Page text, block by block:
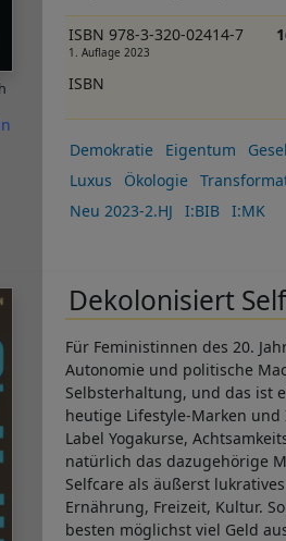
ISBN 978-3-320-02414-7
1. Auflage 2023
ISBN
Demokratie Eigentum
Luxus
Ökologie
Neu 2023-2.HJ
I:BIB I:MK
Dekolonisiert
Für Feministinnen des 20.
Autonomie und politische
Selbsterhaltung, und das ist
heutige Lifestyle-Marken
Label Yogakurse,
natürlich das dazugehörige
Selfcare als äußerst
Ernährung, Freizeit, Kultur.
besten möglichst viel Geld